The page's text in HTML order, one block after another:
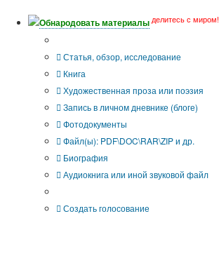
Обнародовать материалы делитесь с миром!
Статья, обзор, исследование
Книга
Художественная проза или поэзия
Запись в личном дневнике (блоге)
Фотодокументы
Файл(ы): PDF\DOC\RAR\ZIP и др.
Биография
Аудиокнига или иной звуковой файл
Создать голосование